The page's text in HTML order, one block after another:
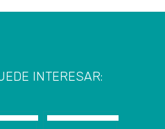
INTERESAR: